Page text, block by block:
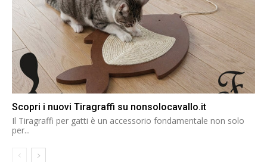
Scopri i nuovi Tiragraffi su nonsolocavallo.it
Il Tiragraffi per gatti è un accessorio fondamentale non solo
per...